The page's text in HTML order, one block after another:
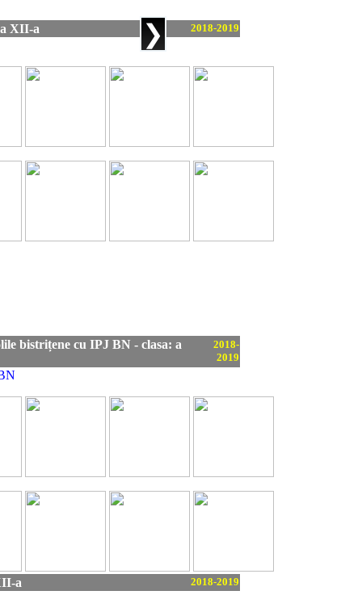
❯
XII-a 2018-2019
bistrițene cu IPJ BN - clasa: a
2018-
2019
a 2018-2019